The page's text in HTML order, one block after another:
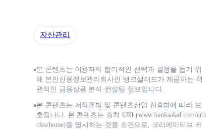
자산관리
본 콘텐츠는 이용자의 합리적인 선택과 결정을 돕기 위
해 본인신용정보관리회사인 뱅크샐러드가 제공하는 객
관적인 금융상품 분석·컨설팅 정보입니다.
본 콘텐츠는 저작권법 및 콘텐츠산업 진흥법에 따라 보
호됩니다. 본 콘텐츠는 출처 URL(www.banksalad.com/arti
cles/home)을 명시하는 것을 조건으로, 크리에이티브 커